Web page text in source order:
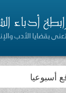
أسبوعيا